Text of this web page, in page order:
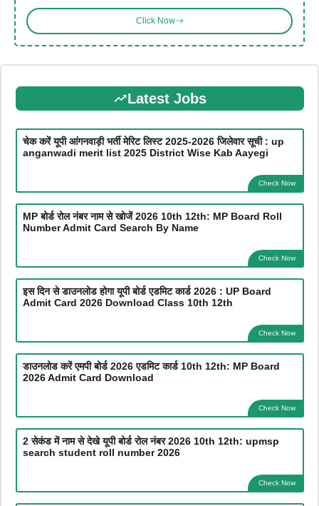
Click Now
Latest Jobs
चेक करें यूपी आंगनवाड़ी भर्ती मेरिट लिस्ट 2025-2026 जिलेवार सूची : up
anganwadi merit list 2025 District Wise Kab Aayegi
Check Now
MP बोर्ड रोल नंबर नाम से खोजें 2026 10th 12th: MP Board Roll
Number Admit Card Search By Name
Check Now
इस दिन से डाउनलोड होगा यूपी बोर्ड एडमिट कार्ड 2026 : UP Board
Admit Card 2026 Download Class 10th 12th
Check Now
डाउनलोड करें एमपी बोर्ड 2026 एडमिट कार्ड 10th 12th: MP Board
2026 Admit Card Download
Check Now
2 सेकंड में नाम से देखे यूपी बोर्ड रोल नंबर 2026 10th 12th: upmsp
search student roll number 2026
Check Now